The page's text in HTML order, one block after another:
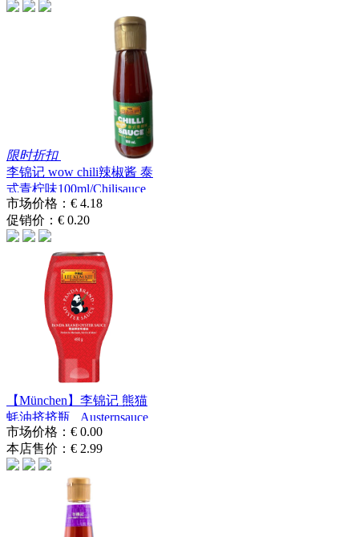
限时折扣
李锦记 wow chili辣椒酱 泰
式青柠味100ml/Chilisauce
T...
市场价格： € 4.18
促销价： € 0.20
【München】李锦记 熊猫
蚝油挤挤瓶 Austernsauce
490g
市场价格： € 0.00
本店售价： € 2.99